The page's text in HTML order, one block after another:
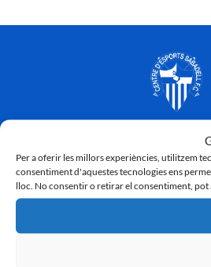
Per a oferir les millors experiències, utilitzem
consentiment d'aquestes tecnologies ens
lloc. No consentir o retirar el consentiment,